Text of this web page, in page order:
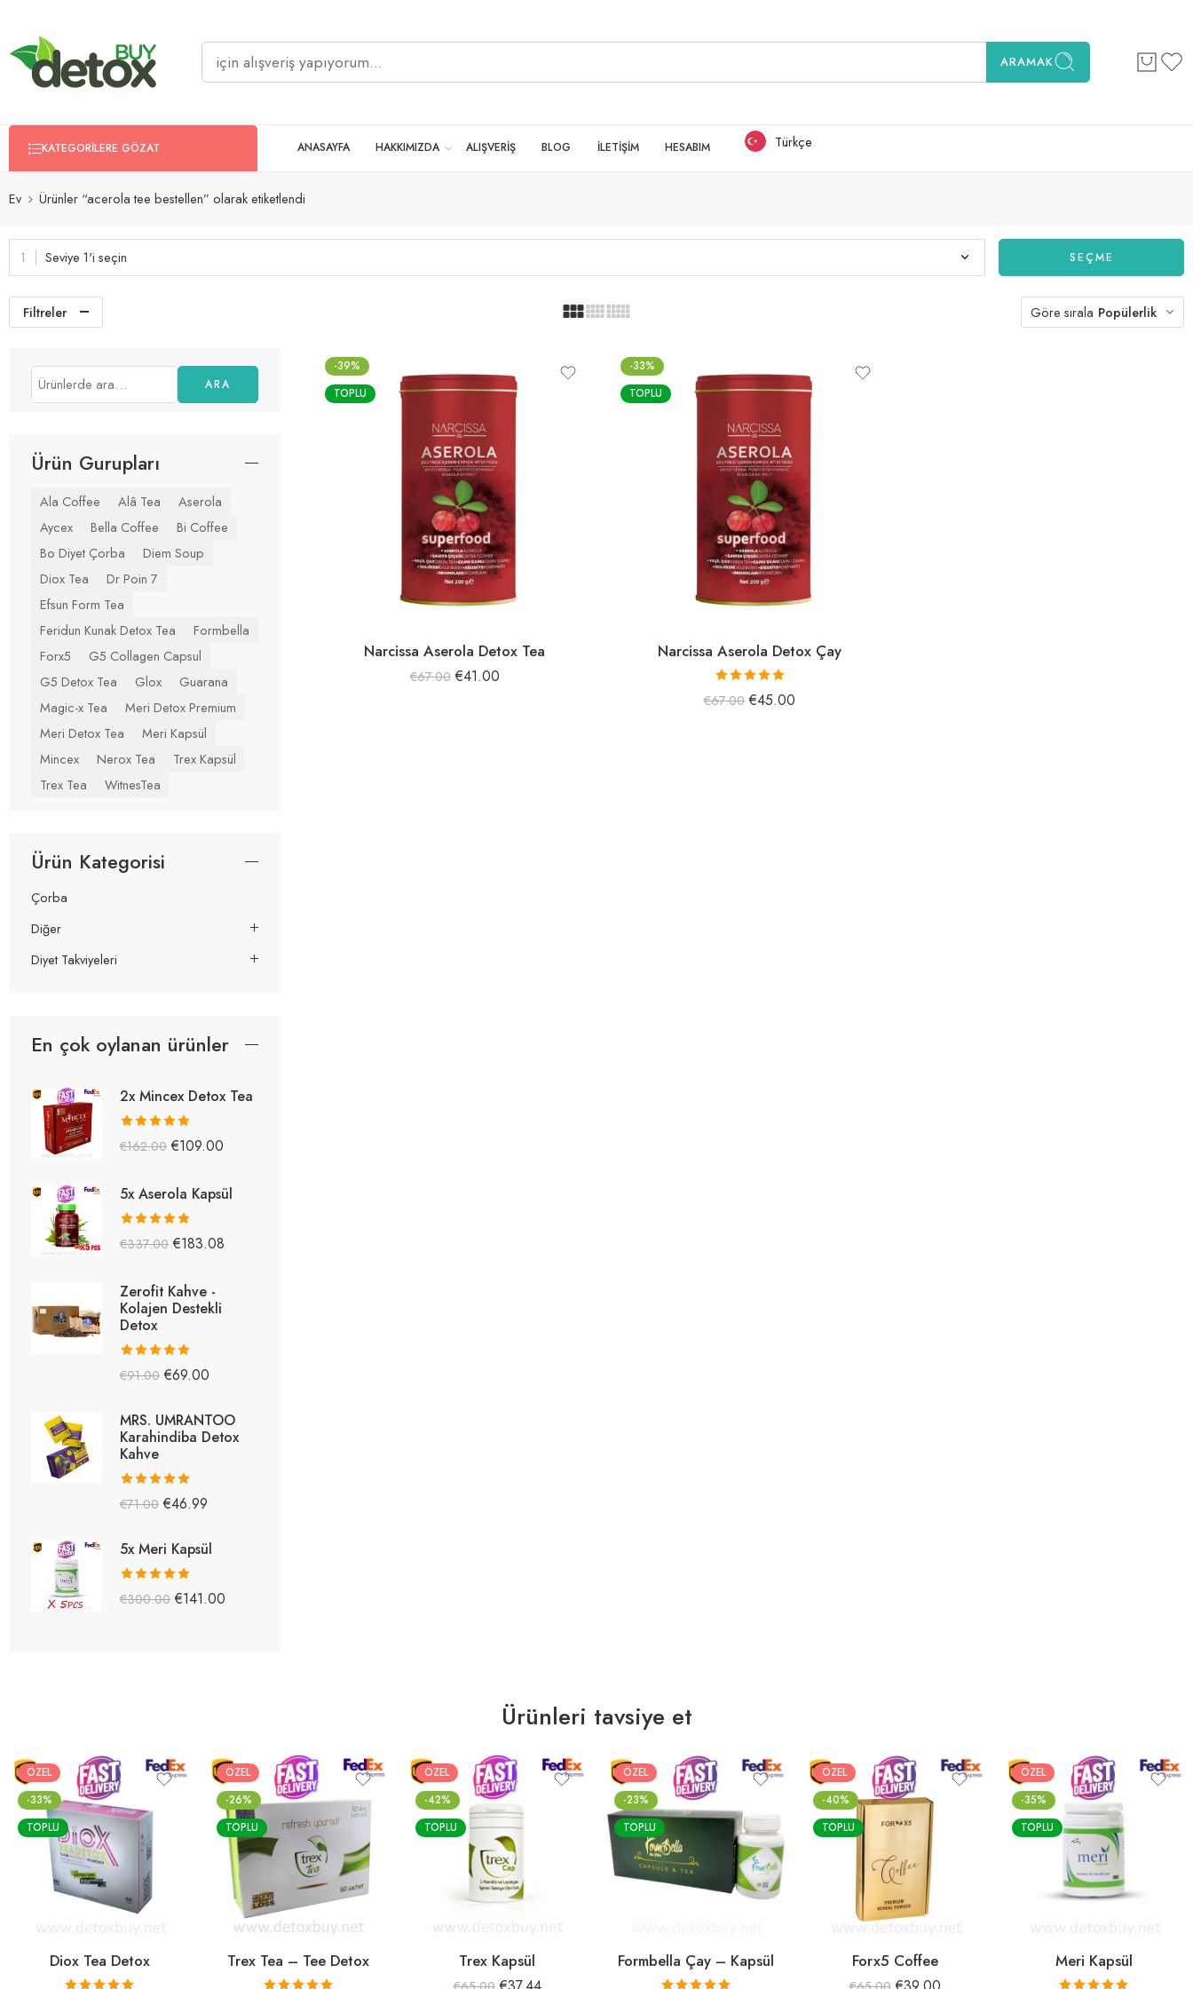
ARAMAK
KATEGORILERE GÖZAT ANASAYFA HAKKIMIZDA ALIŞVERİŞ BLOG İLETİŞİM HESABIM Türkçe
Ev Ürünler “acerola tee bestellen” olarak etiketlendi
Seviye 1'i seçin SEÇME
Filtreler Göre sırala Popülerlik
-39%
TOPLU
Narcissa Aserola Detox Tea
€67.00 €41.00
-33%
TOPLU
Narcissa Aserola Detox Çay
5 üzerinden
€67.00 €45.00
ARA
Ürün Gurupları
Ala Coffee Alâ Tea
Aserola
Aycex
Bella Coffee
Bi Coffee
Bo Diyet Çorba
Diem Soup
Diox Tea
Dr Poin 7
Efsun Form Tea
Feridun Kunak Detox Tea
Formbella
Forx5
G5 Collagen Capsul
G5 Detox Tea
Glox
Guarana
Magic-x Tea
Meri Detox Premium
Meri Detox Tea
Meri Kapsül
Mincex
Nerox Tea
Trex Kapsül
Trex Tea
WitnesTea
Ürün Kategorisi
Çorba
Diğer
Diyet Takviyeleri
En çok oylanan ürünler
2x Mincex Detox Tea
5 üzerinden
€162.00 €109.00
5x Aserola Kapsül
5 üzerinden
€337.00 €183.08
Zerofit Kahve -
Kolajen Destekli
Detox
5 üzerinden
€91.00 €69.00
MRS. UMRANTOO
Karahindiba Detox
Kahve
5 üzerinden
€71.00 €46.99
5x Meri Kapsül
5 üzerinden
€300.00 €141.00
Ürünleri tavsiye et
ÖZEL
-33%
TOPLU
Diox Tea Detox
ÖZEL
-26%
TOPLU
Trex Tea – Tee Detox
ÖZEL
-42%
TOPLU
Trex Kapsül
ÖZEL
-23%
TOPLU
Formbella Çay – Kapsül
ÖZEL
-40%
TOPLU
Forx5 Coffee
ÖZEL
-35%
TOPLU
Meri Kapsül